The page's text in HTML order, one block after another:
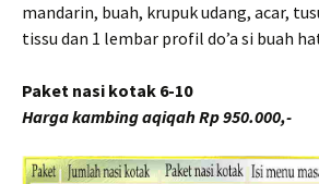
mandarin, buah, krupuk udang, acar,
tissu dan 1 lembar profil do’a si buah
Paket nasi kotak 6-10
Harga kambing aqiqah Rp 950.000,-